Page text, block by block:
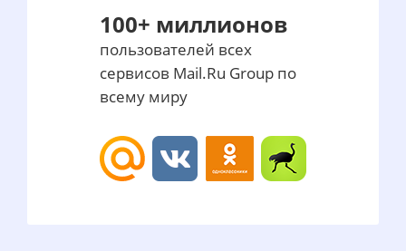
100+ миллионов
пользователей всех
сервисов Mail.Ru Group по
всему миру